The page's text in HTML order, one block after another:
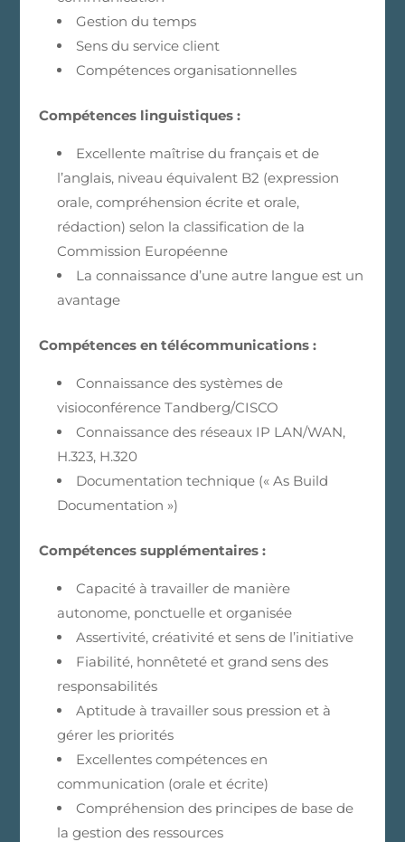
Gestion du temps
Sens du service client
Compétences organisationnelles
Compétences linguistiques :
Excellente maîtrise du français et de
l’anglais, niveau équivalent B2 (expression
orale, compréhension écrite et orale,
rédaction) selon la classification de la
Commission Européenne
La connaissance d’une autre langue est un
avantage
Compétences en télécommunications :
Connaissance des systèmes de
visioconférence Tandberg/CISCO
Connaissance des réseaux IP LAN/WAN,
H.323, H.320
Documentation technique (« As Build
Documentation »)
Compétences supplémentaires :
Capacité à travailler de manière
autonome, ponctuelle et organisée
Assertivité, créativité et sens de l’initiative
Fiabilité, honnêteté et grand sens des
responsabilités
Aptitude à travailler sous pression et à
gérer les priorités
Excellentes compétences en
communication (orale et écrite)
Compréhension des principes de base de
la gestion des ressources